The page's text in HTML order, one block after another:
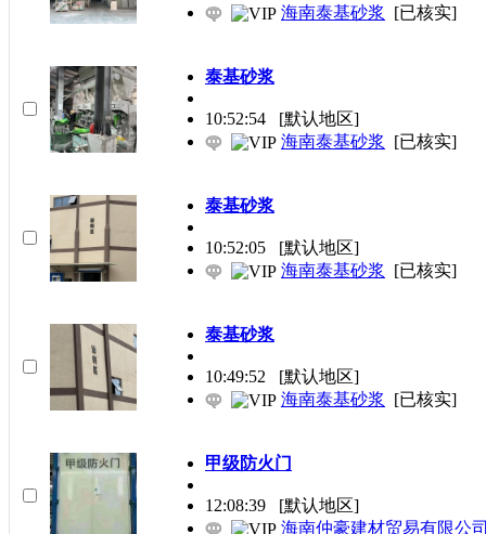
海南泰基砂浆
[已核实]
泰基砂浆
10:52:54
[默认地区]
海南泰基砂浆
[已核实]
泰基砂浆
10:52:05
[默认地区]
海南泰基砂浆
[已核实]
泰基砂浆
10:49:52
[默认地区]
海南泰基砂浆
[已核实]
甲级防火门
12:08:39
[默认地区]
海南仲豪建材贸易有限公